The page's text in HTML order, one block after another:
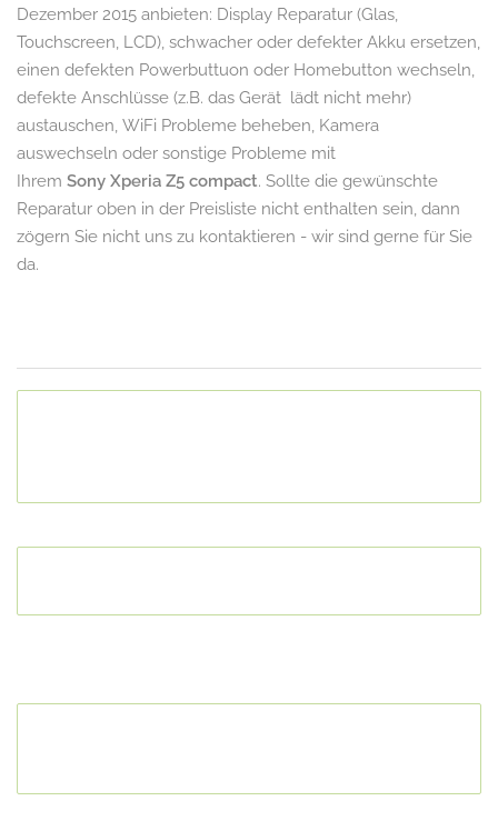
Dezember 2015 anbieten: Display Reparatur (Glas,
Touchscreen, LCD), schwacher oder defekter Akku ersetzen,
einen defekten Powerbuttuon oder Homebutton wechseln,
defekte Anschlüsse (z.B. das Gerät lädt nicht mehr)
austauschen, WiFi Probleme beheben, Kamera
auswechseln oder sonstige Probleme mit
Ihrem Sony Xperia Z5 compact. Sollte die gewünschte
Reparatur oben in der Preisliste nicht enthalten sein, dann
zögern Sie nicht uns zu kontaktieren - wir sind gerne für Sie
da.